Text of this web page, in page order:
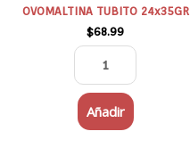
OVOMALTINA TUBITO 24x35GR
$68.99
Añadir